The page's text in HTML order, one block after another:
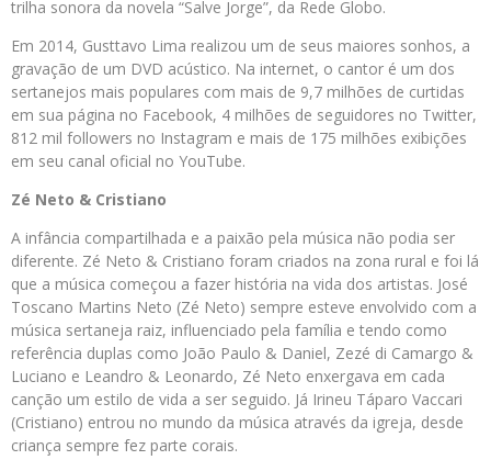
trilha sonora da novela “Salve Jorge”, da Rede Globo.
Em 2014, Gusttavo Lima realizou um de seus maiores sonhos, a
gravação de um DVD acústico. Na internet, o cantor é um dos
sertanejos mais populares com mais de 9,7 milhões de curtidas
em sua página no Facebook, 4 milhões de seguidores no Twitter,
812 mil followers no Instagram e mais de 175 milhões exibições
em seu canal oficial no YouTube.
Zé Neto & Cristiano
A infância compartilhada e a paixão pela música não podia ser
diferente. Zé Neto & Cristiano foram criados na zona rural e foi lá
que a música começou a fazer história na vida dos artistas. José
Toscano Martins Neto (Zé Neto) sempre esteve envolvido com a
música sertaneja raiz, influenciado pela família e tendo como
referência duplas como João Paulo & Daniel, Zezé di Camargo &
Luciano e Leandro & Leonardo, Zé Neto enxergava em cada
canção um estilo de vida a ser seguido. Já Irineu Táparo Vaccari
(Cristiano) entrou no mundo da música através da igreja, desde
criança sempre fez parte corais.